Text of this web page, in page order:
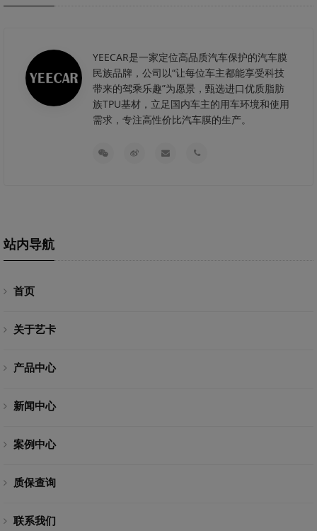
YEECAR是一家定位高品质汽车保护的汽车膜
民族品牌，公司以“让每位车主都能享受科技
带来的驾乘乐趣”为愿景，甄选进口优质脂肪
族TPU基材，立足国内车主的用车环境和使用
需求，专注高性价比汽车膜的生产。
站内导航
首页
关于艺卡
产品中心
新闻中心
案例中心
质保查询
联系我们